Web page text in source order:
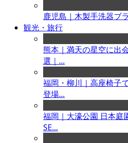
鹿児島｜木製手洗器ブ
観光・旅行
熊本｜満天の星空に出
選｜...
福岡・柳川｜高座椅子
登場...
福岡｜大濠公園 日本庭
SE...